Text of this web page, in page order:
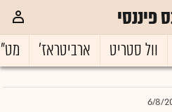
פיננסי
וול סטריט ארביטראז'
6/8/